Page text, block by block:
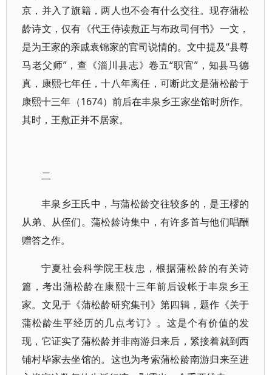
京，并入了旗籍，两人也不会有什么交往。现存蒲松
龄诗文，仅有《代王侍读敷正与布政司何书》一文，
是为王家的亲戚袁锦家的官司说情的。文中提及“县尊
马老父师”，查《淄川县志》卷五“职官”，知县马德
真，康熙七年任，十八年离任，可断此文是蒲松龄于
康熙十三年（1674）前后在丰泉乡王家坐馆时所作。
其时，王敷正并不居家。
二
丰泉乡王氏中，与蒲松龄交往较多的，是王樛的
从弟、从侄们。蒲松龄诗集中，有许多首与他们唱酬
赠答之作。
宁夏社会科学院王枝忠，根据蒲松龄的有关诗
篇，考出蒲松龄在康熙十三年前后设帐于丰泉乡王
家。文见于《蒲松龄研究集刊》第四辑，题作《关于
蒲松龄生平经历的几点考订》。这是个有价值的发
现，它证实了蒲松龄并非南游归来后，紧接着就到西
铺村毕家去坐馆的。这也为考索蒲松龄南游归来至进